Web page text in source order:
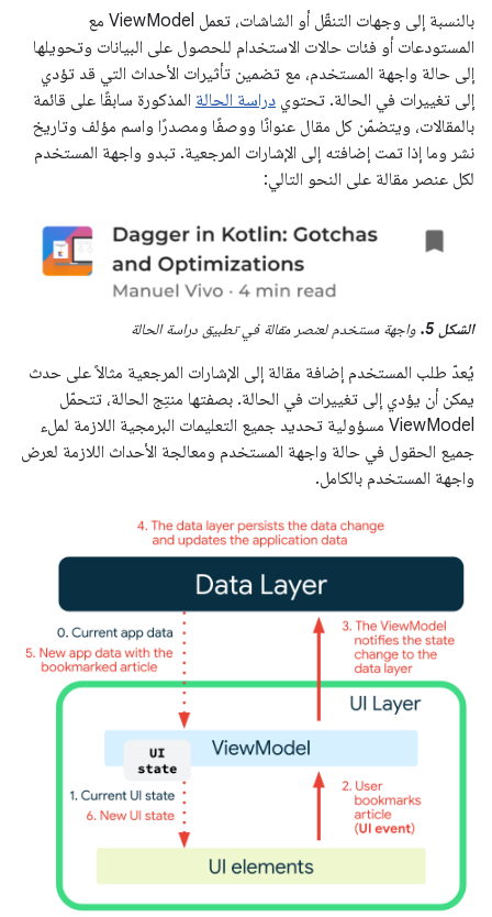
بالنسبة إلى وجهات التنقّل أو الشاشات، تعمل ViewModel مع
المستودعات أو فئات حالات الاستخدام للحصول على البيانات وتحويلها
إلى حالة واجهة المستخدم، مع تضمين تأثيرات الأحداث التي قد تؤدي
إلى تغييرات في الحالة. تحتوي دراسة الحالة المذكورة سابقًا على قائمة
بالمقالات، ويتضمّن كل مقال عنوانًا ووصفًا ومصدرًا واسم مؤلف وتاريخ
نشر وما إذا تمت إضافته إلى الإشارات المرجعية. تبدو واجهة المستخدم
لكل عنصر مقالة على النحو التالي:
الشكل 5. واجهة مستخدم لعنصر مقالة في تطبيق دراسة الحالة
يُعدّ طلب المستخدم إضافة مقالة إلى الإشارات المرجعية مثالاً على حدث
يمكن أن يؤدي إلى تغييرات في الحالة. بصفتها منتِج الحالة، تتحمّل
ViewModel مسؤولية تحديد جميع التعليمات البرمجية اللازمة لملء
جميع الحقول في حالة واجهة المستخدم ومعالجة الأحداث اللازمة لعرض
واجهة المستخدم بالكامل.